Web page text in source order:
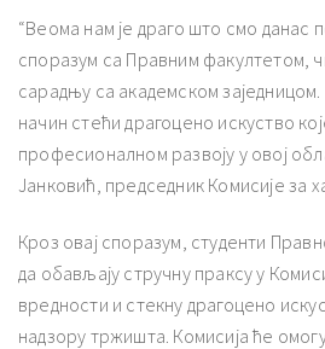
“Веома нам је драго што смо данас
споразум са Правним факултетом,
сарадњу са академском заједницом.
начин стећи драгоцено искуство
професионалном развоју у овој
Јанковић, председник Комисије за
Кроз овај споразум, студенти
да обављају стручну праксу у
вредности и стекну драгоцено
надзору тржишта. Комисија ће